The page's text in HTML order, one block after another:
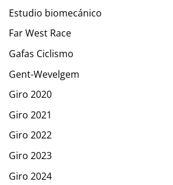
Estudio biomecánico
Far West Race
Gafas Ciclismo
Gent-Wevelgem
Giro 2020
Giro 2021
Giro 2022
Giro 2023
Giro 2024